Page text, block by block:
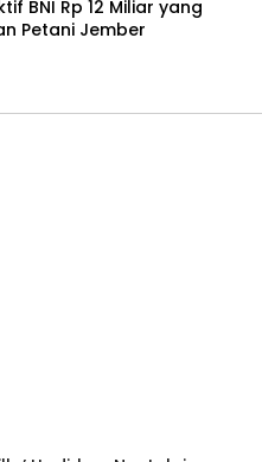
BNI Rp 12 Miliar yang
Petani Jember